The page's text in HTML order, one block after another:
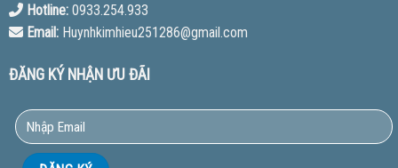
Hotline:0933.254.933
Email:Huynhkimhieu251286@gmail.com
ĐĂNG KÝ NHẬN ƯU ĐÃI